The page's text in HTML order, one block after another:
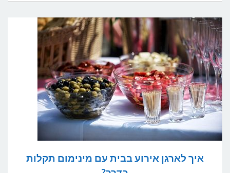
חתונה
בטבע
עם
מינימום
טעויות
בדרך?
איך לארגן אירוע בבית עם מינימום תקלות